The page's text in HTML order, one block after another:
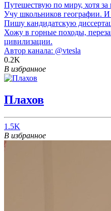
Путешествую по миру, хотя
Учу школьников географии.
Пишу кандидатскую
Хожу в горные походы,
цивилизации.
Автор канала: @vtesla
0.2K
В избранное
Плахов
1.5K
В избранное